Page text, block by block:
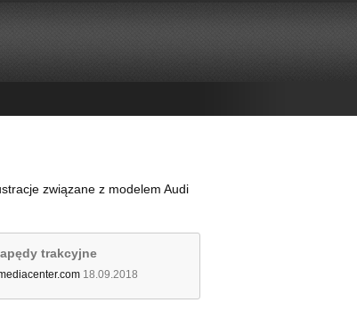
związane z modelem Audi
trakcyjne
18.09.2018